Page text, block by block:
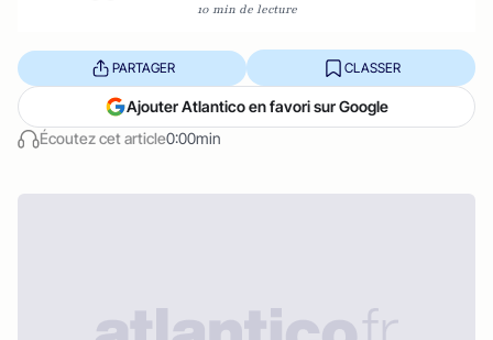
10 min de lecture
Écoutez cet article0:00min
PARTAGER CLASSER
Ajouter Atlantico en favori sur Google